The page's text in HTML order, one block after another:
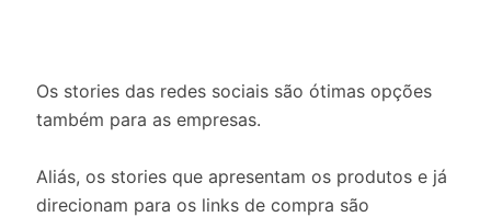
Os stories das redes sociais são ótimas opções
também para as empresas.
Aliás, os stories que apresentam os produtos e já
direcionam para os links de compra são